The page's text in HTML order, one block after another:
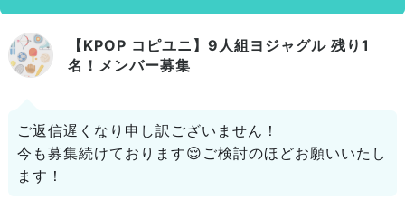
【KPOP コピユニ】9人組ヨジャグル 残り1
名！メンバー募集
ご返信遅くなり申し訳ございません！
今も募集続けております😌ご検討のほどお願いいたし
ます！